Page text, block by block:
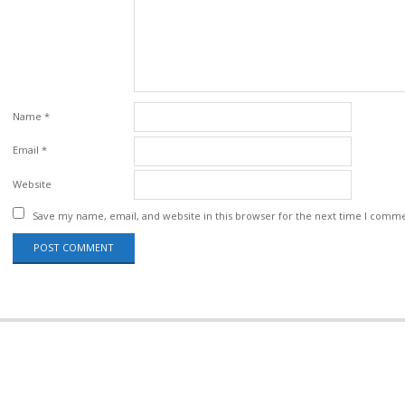
Name *
Email *
Website
Save my name, email, and website in this browser for the next time I